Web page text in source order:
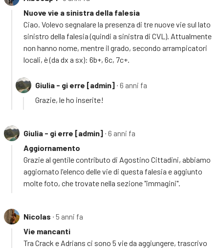
Nuove vie a sinistra della falesia
Ciao. Volevo segnalare la presenza di tre nuove vie sul lato
sinistro della falesia (quindi a sinistra di CVL). Attualmente
non hanno nome, mentre il grado, secondo arrampicatori
locali, è (da dx a sx): 6b+, 6c, 7c+.
Giulia - gi erre [admin] ∙ 6 anni fa
Grazie, le ho inserite!
Giulia - gi erre [admin] ∙ 6 anni fa
Aggiornamento
Grazie al gentile contributo di Agostino Cittadini, abbiamo
aggiornato l'elenco delle vie di questa falesia e aggiunto
molte foto, che trovate nella sezione "immagini".
Nicolas ∙ 5 anni fa
Vie mancanti
Tra Crack e Adrians ci sono 5 vie da aggiungere, trascrivo